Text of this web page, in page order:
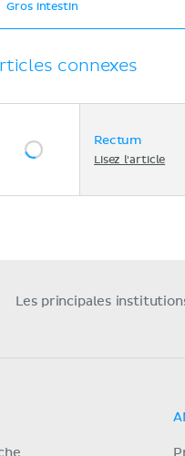
Gros intestin
connexes
Rectum
Lisez l'article
Les principales